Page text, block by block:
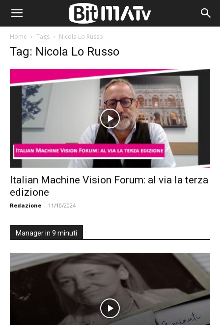
Home Tags Nicola Lo Russo
Tag: Nicola Lo Russo
Italian Machine Vision Forum: al via la terza
edizione
Redazione - 11/10/2024
Manager in 9 minuti